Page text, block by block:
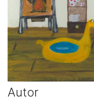
Autor